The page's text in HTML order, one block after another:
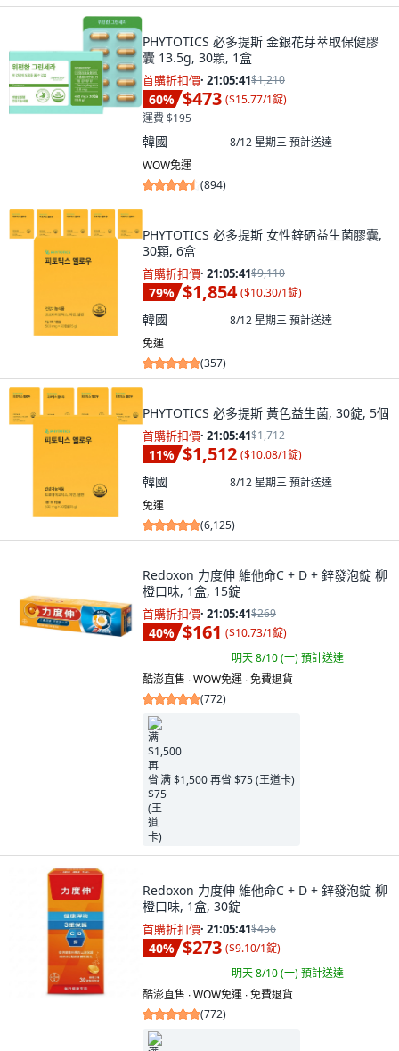
PHYTOTICS 必多提斯 金銀花芽萃取保健膠
囊 13.5g, 30顆, 1盒
首購折扣價· 21:05:40$1,210
60% $473 ($15.77/1錠)
運費 $195
韓國 8/12 星期三預計送達
WOW免運
(894)
PHYTOTICS 必多提斯 女性鋅硒益生菌膠囊,
30顆, 6盒
首購折扣價· 21:05:40$9,110
79% $1,854 ($10.30/1錠)
韓國 8/12 星期三預計送達
免運
(357)
PHYTOTICS 必多提斯 黃色益生菌, 30錠, 5個
首購折扣價· 21:05:40$1,712
11% $1,512 ($10.08/1錠)
韓國 8/12 星期三預計送達
免運
(6,125)
Redoxon 力度伸 維他命C + D + 鋅發泡錠 柳
橙口味, 1盒, 15錠
首購折扣價· 21:05:40$269
40% $161 ($10.73/1錠)
明天 8/10 (一)預計送達
酷澎直售 ∙ WOW免運 ∙ 免費退貨
(772)
满 $1,500 再省 $75 (王道卡)
Redoxon 力度伸 維他命C + D + 鋅發泡錠 柳
橙口味, 1盒, 30錠
首購折扣價· 21:05:40$456
40% $273 ($9.10/1錠)
明天 8/10 (一)預計送達
酷澎直售 ∙ WOW免運 ∙ 免費退貨
(772)